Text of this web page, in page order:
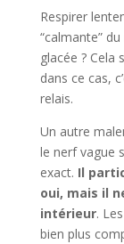
Respirer
“calmante”
glacée ?
dans ce cas,
relais.
Un autre
le nerf vague
exact. Il
oui, mais il
intérieur.
bien plus